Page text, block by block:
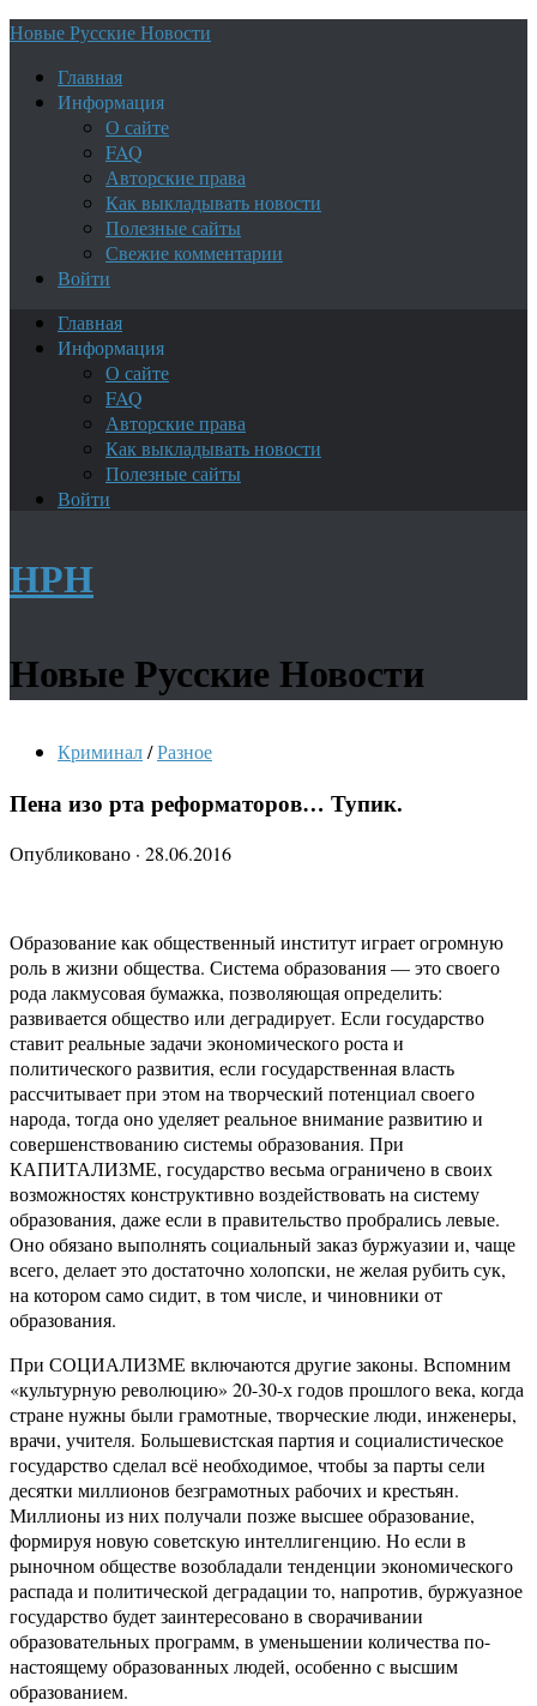
Новые Русские Новости
Главная
Информация
О сайте
FAQ
Авторские права
Как выкладывать новости
Полезные сайты
Свежие комментарии
Войти
Главная
Информация
О сайте
FAQ
Авторские права
Как выкладывать новости
Полезные сайты
Войти
НРН
Новые Русские Новости
Криминал/Разное
Пена изо рта реформаторов… Тупик.
Опубликовано · 28.06.2016
Образование как общественный институт играет огромную
роль в жизни общества. Система образования — это своего
рода лакмусовая бумажка, позволяющая определить:
развивается общество или деградирует. Если государство
ставит реальные задачи экономического роста и
политического развития, если государственная власть
рассчитывает при этом на творческий потенциал своего
народа, тогда оно уделяет реальное внимание развитию и
совершенствованию системы образования. При
КАПИТАЛИЗМЕ, государство весьма ограничено в своих
возможностях конструктивно воздействовать на систему
образования, даже если в правительство пробрались левые.
Оно обязано выполнять социальный заказ буржуазии и, чаще
всего, делает это достаточно холопски, не желая рубить сук,
на котором само сидит, в том числе, и чиновники от
образования.
При СОЦИАЛИЗМЕ включаются другие законы. Вспомним
«культурную революцию» 20-30-х годов прошлого века, когда
стране нужны были грамотные, творческие люди, инженеры,
врачи, учителя. Большевистская партия и социалистическое
государство сделал всё необходимое, чтобы за парты сели
десятки миллионов безграмотных рабочих и крестьян.
Миллионы из них получали позже высшее образование,
формируя новую советскую интеллигенцию. Но если в
рыночном обществе возобладали тенденции экономического
распада и политической деградации то, напротив, буржуазное
государство будет заинтересовано в сворачивании
образовательных программ, в уменьшении количества по-
настоящему образованных людей, особенно с высшим
образованием.